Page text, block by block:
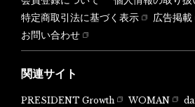
特定商取引法に基づく表示
広告掲載
お問い合わせ
関連サイト
PRESIDENT Growth WOMAN